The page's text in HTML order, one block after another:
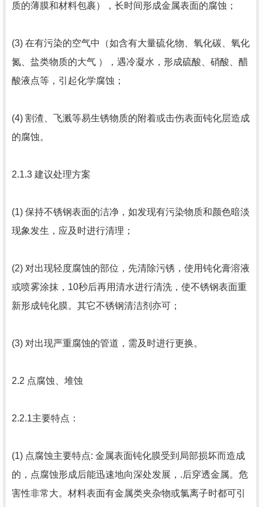
质的薄膜和材料包裹），长时间形成金属表面的腐蚀；
(3) 在有污染的空气中（如含有大量硫化物、氧化碳、氧化
氮、盐类物质的大气 ），遇冷凝水，形成硫酸、硝酸、醋
酸液点等，引起化学腐蚀；
(4) 割渣、飞溅等易生锈物质的附着或击伤表面钝化层造成
的腐蚀。
2.1.3 建议处理方案
(1) 保持不锈钢表面的洁净，如发现有污染物质和颜色暗淡
现象发生，应及时进行清理；
(2) 对出现轻度腐蚀的部位，先清除污锈，使用钝化膏溶液
或喷雾涂抹，10秒后再用清水进行清洗，使不锈钢表面重
新形成钝化膜。其它不锈钢清洁剂亦可；
(3) 对出现严重腐蚀的管道，需及时进行更换。
2.2 点腐蚀、堆蚀
2.2.1主要特点：
(1) 点腐蚀主要特点: 金属表面钝化膜受到局部损坏而造成
的，点腐蚀形成后能迅速地向深处发展，.后穿透金属。危
害性非常大。材料表面有金属类夹杂物或氯离子时都可引